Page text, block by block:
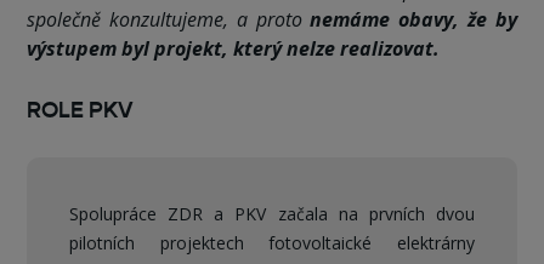
společně konzultujeme, a protonemáme obavy, že by
výstupem byl projekt, který nelze realizovat.
ROLE PKV
Spolupráce ZDR a PKV začala na prvních dvou
pilotních projektech fotovoltaické elektrárny